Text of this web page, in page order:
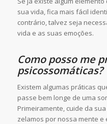
sua vida, fica mais fácil
contrário, talvez seja
vida e as suas emoções.
Como posso me
psicossomáticas?
Existem algumas práticas
passe bem longe de uma
Primeiramente, cuide da
zelamos por nossa mente